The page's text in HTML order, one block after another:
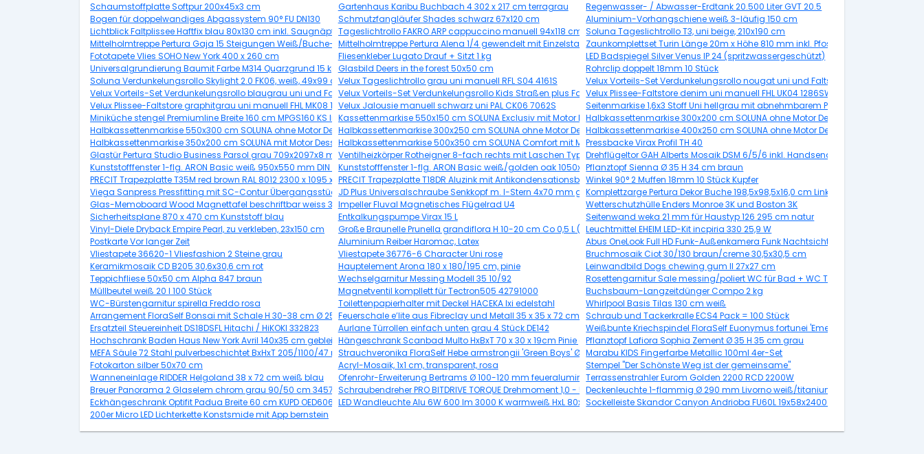
Schaumstoffplatte Softpur 200x45x3 cm Gartenhaus Karibu Buchbach 4 302 x 217 cm terragrau
Regenwasser- / Abwasser-Erdtank 20.500 Liter GVT 20.5
Bogen für doppelwandiges Abgassystem 90° FU DN130
Schmutzfangläufer Shades schwarz 67x120 cm
Aluminium-Vorhangschiene weiß 3-läufig 150 cm
Lichtblick Faltplissee Haftfix blau 80x130 cm inkl. SaugnäpfeTageslichtrollo FAKRO ARP cappuccino manuell 94x118 cm (08)Soluna Tageslichtrollo T3, uni beige, 210x190 cm
Mittelholmtreppe Pertura Gaja 15 Steigungen Weiß/Buche-TaubengrauMittelholmtreppe Pertura Alena 1/4 gewendelt mit Einzelstabgeländer 14 Steigungen/ 13 Stufen 85 cm Buche Leimholz/weiss
Zaunkomplettset Turin Länge 20m x Höhe 810 mm inkl. Pfosten und Zubehör,
Fototapete Vlies SOHO New York 400 x 260 cm
Fliesenkleber Lugato Drauf + Sitzt 1 kg
LED Badspiegel Silver Venus IP 24 (spritzwassergeschützt)
Universalgrundierung Baumit Farbe M314 Quarzgrund 15 kg Glasbild Deers in the forest 50x50 cm
Rohrclip doppelt 18mm 10 Stück
Soluna Verdunkelungsrollo Skylight 2.0 FK06, weiß, 49x99 cmVelux Tageslichtrollo grau uni manuell RFL S04 4161S
Velux Vorteils-Set Verdunkelungsrollo nougat uni und Faltstore Plissee weiß
Velux Vorteils-Set Verdunkelungsrollo blaugrau uni und Faltstore Plissee weiß manuell DFD M04 4581SWLVelux Vorteils-Set Verdunkelungsrollo Kids Straßen plus Faltstore Plissee weiß DFD M10 4655S
Velux Plissee-Faltstore denim uni manuell FHL UK04 1286SWL
Velux Plissee-Faltstore graphitgrau uni manuell FHL MK08 1274SWLVelux Jalousie manuell schwarz uni PAL CK06 7062S
Seitenmarkise 1,6x3 Stoff Uni hellgrau mit abnehmbarem Pfosten
Miniküche stengel Premiumline Breite 160 cm MPGS160 KS Induktion Becken rechtsKassettenmarkise 550x150 cm SOLUNA Exclusiv mit Motor Dessin 8430 Gestell silberHalbkassettenmarkise 300x200 cm SOLUNA ohne Motor Dessin 8204
Halbkassettenmarkise 550x300 cm SOLUNA ohne Motor Dessin A131Halbkassettenmarkise 300x250 cm SOLUNA ohne Motor Dessin 320477Halbkassettenmarkise 400x250 cm SOLUNA ohne Motor Dessin 320925
Halbkassettenmarkise 350x200 cm SOLUNA mit Motor Dessin 7838Halbkassettenmarkise 500x350 cm SOLUNA Comfort mit Motor Dessin Trend U190 inkl. Sonnen und Windwächter
Pressbacke Virax Profil TH 40
Glastür Pertura Studio Business Parsol grau 709x2097x8 mm DIN Links/RechtsVentilheizkörper Rotheigner 8-fach rechts mit Laschen Typ E 500x1100 mm RAL geprüftDrehflügeltor GAH Alberts Mosaik DSM 6/5/6 inkl. Handsender 434x100 cm
Kunststofffenster 1-flg. ARON Basic weiß 950x550 mm DIN LinksKunststofffenster 1-flg. ARON Basic weiß/golden oak 1050x650 mm DIN RechtsPflanztopf Sienna Ø 35 H 34 cm braun
PRECIT Trapezplatte T35M red brown RAL 8012 2300 x 1095 x 0,63 mmPRECIT Trapezplatte T18DR Aluzink mit Antikondensationsbeschichtung 6100 x 1138 x 0,5 mm
Winkel 90° 2 Muffen 18mm 10 Stück Kupfer
Viega Sanpress Pressfitting mit SC-Contur Übergangsstück 22mmx1/2" AG inox 436483JD Plus Universalschraube Senkkopf m. I-Stern 4x70 mm galv.verzinkt, 200 StückKomplettzarge Pertura Dekor Buche 198,5x98,5x16,0 cm Links
Glas-Memoboard Wood Magnettafel beschriftbar weiss 30x30 cmImpeller Fluval Magnetisches Flügelrad U4
Wetterschutzhülle Enders Monroe 3K und Boston 3K
Sicherheitsplane 870 x 470 cm Kunststoff blau
Entkalkungspumpe Virax 15 L
Seitenwand weka 21 mm für Haustyp 126 295 cm natur
Vinyl-Diele Dryback Empire Pearl, zu verkleben, 23x150 cm
Große Braunelle Prunella grandiflora H 10-20 cm Co 0,5 L (6 Stk.)Leuchtmittel EHEIM LED-Kit incpiria 330 25,9 W
Postkarte Vor langer Zeit
Aluminium Reiber Haromac, Latex
Abus OneLook Full HD Funk-Außenkamera Funk Nachtsicht PPDF14520S
Vliestapete 36620-1 Vliesfashion 2 Steine grau
Vliestapete 36776-6 Character Uni rose
Bruchmosaik Ciot 30/130 braun/creme 30,5x30,5 cm
Keramikmosaik CD B205 30,6x30,6 cm rot
Hauptelement Arona 180 x 180/195 cm, pinie
Leinwandbild Dogs chewing gum II 27x27 cm
Teppichfliese 50x50 cm Alpha 847 braun
Wechselgarnitur Messing Modell 35 10/92
Rosettengarnitur Sale messing/poliert WC für Bad + WC Türen
Müllbeutel weiß 20 l 100 Stück
Magnetventil kompllett für Tectron505 42791000
Buchsbaum-Langzeitdünger Compo 2 kg
WC-Bürstengarnitur spirella Freddo rosa
Toilettenpapierhalter mit Deckel HACEKA Ixi edelstahl
Whirlpool Basis Tilas 130 cm weiß
Arrangement FloraSelf Bonsai mit Schale H 30-38 cm Ø 25 cm TopfFeuerschale e’lite aus Fibreclay und Metall 35 x 35 x 72 cm grauSchraub und Tackerkralle ECS4 Pack = 100 Stück
Ersatzteil Steuereinheit DS18DSFL Hitachi / HiKOKI 332823
Aurlane Türrollen einfach unten grau 4 Stück DE142
Weißbunte Kriechspindel FloraSelf Euonymus fortunei 'Emerald n Gaiety' H 10-15
Hochschrank Baden Haus New York Avril 140x35 cm gebleichte Eiche mit SpiegelHängeschrank Scanbad Multo HxBxT 70 x 30 x 19cm Pinie greyPflanztopf Lafiora Sophia Zement Ø 35 H 35 cm grau
MEFA Säule 72 Stahl pulverbeschichtet BxHxT 205/1100/47 mm Verkehrsweiß RAL 9016Strauchveronika FloraSelf Hebe armstrongii 'Green Boys' Ø 12 cm TopfMarabu KIDS Fingerfarbe Metallic 100ml 4er-Set
Fotokarton silber 50x70 cm
Acryl-Mosaik, 1x1 cm, transparent, rosa
Stempel "Der Schönste Weg ist der gemeinsame"
Wanneneinlage RIDDER Helgoland 38 x 72 cm weiß blau
Ofenrohr-Erweiterung Bertrams Ø 100-120 mm feueraluminiert silberTerrassenstrahler Eurom Golden 2200 RCD 2200W
Breuer Panorama 2 Glaselem chrom grau 90/50 cm 3457005003262Schraubendreher PRO BITDRIVE TORQUE Drehmoment 1,0 - 5,0 NmDeckenleuchte 1-flammig Ø 290 mm Livorno weiß/titanium
Eckhängeschrank Optifit Padua Breite 60 cm KUPD OED606-9+ Nachbildung Eiche-hell sägerauLED Wandleuchte Alu 6W 600 lm 3000 K warmweiß HxL 80x130 mm Sania nickel-mattSockelleiste Skandor Canyon Andrioba FU60L 19x58x2400 mm
200er Micro LED Lichterkette Konstsmide mit App bernstein